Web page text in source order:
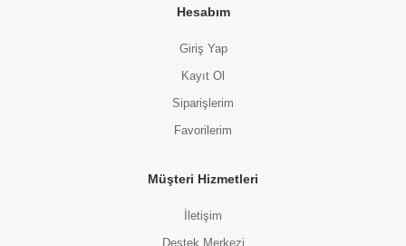
Hesabım
Giriş Yap
Kayıt Ol
Siparişlerim
Favorilerim
Müşteri Hizmetleri
İletişim
Destek Merkezi